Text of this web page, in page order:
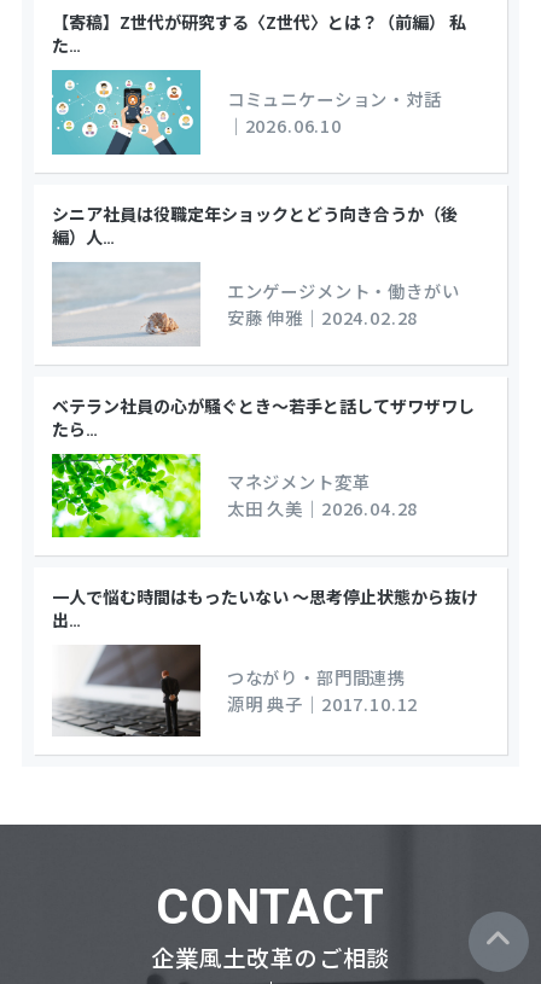
【寄稿】Z世代が研究する〈Z世代〉とは？（前編） 私
た…
コミュニケーション・対話
｜ 2026.06.10
シニア社員は役職定年ショックとどう向き合うか（後
編）人…
エンゲージメント・働きがい
安藤 伸雅 ｜ 2024.02.28
ベテラン社員の心が騒ぐとき～若手と話してザワザワし
たら…
マネジメント変革
太田 久美 ｜ 2026.04.28
一人で悩む時間はもったいない ～思考停止状態から抜け
出…
つながり・部門間連携
源明 典子 ｜ 2017.10.12
CONTACT
企業風土改革のご相談